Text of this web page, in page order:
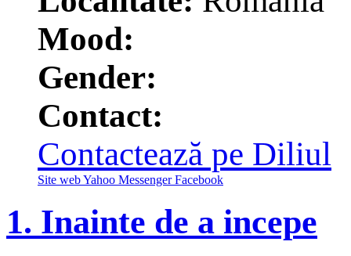
Mood:
Gender:
Contact:
Contactează pe Diliul
Site webYahoo Messenger Facebook
1. Inainte de a incepe